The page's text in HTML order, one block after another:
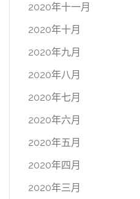
2020年十一月
2020年十月
2020年九月
2020年八月
2020年七月
2020年六月
2020年五月
2020年四月
2020年三月